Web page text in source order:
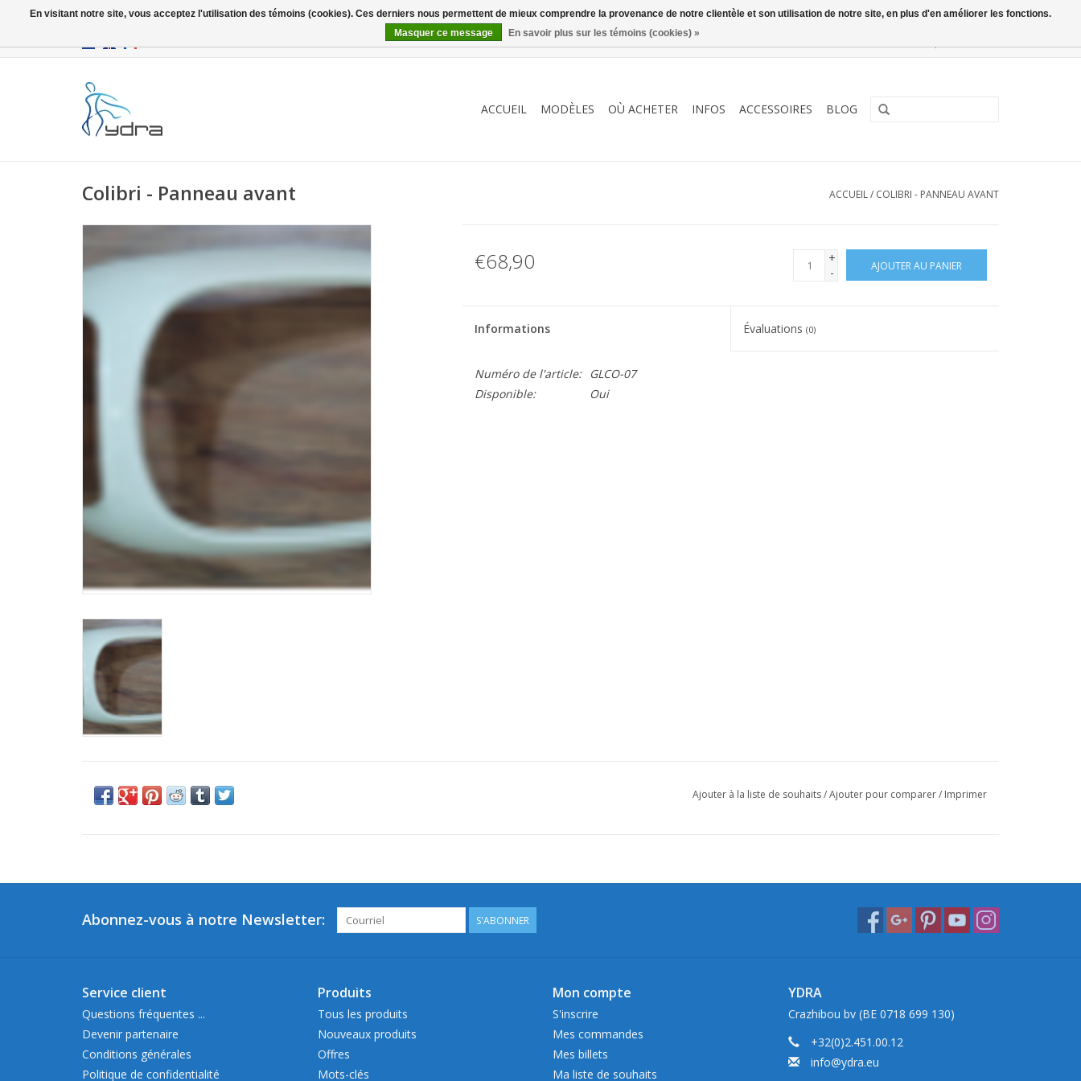
ACCUEIL MODÈLES OÙ ACHETER INFOS ACCESSOIRES BLOG
Colibri - Panneau avant ACCUEIL/ COLIBRI - PANNEAU AVANT
€68,90
+
-
AJOUTER AU PANIER
Informations Évaluations(0)
Numéro de l'article:
GLCO-07
Disponible:
Oui
Ajouter à la liste de souhaits/Ajouter pour comparer/ Imprimer
Abonnez-vous à notre Newsletter: S'ABONNER
Service client
Questions fréquentes ...
Devenir partenaire
Conditions générales
Politique de confidentialité
Produits
Tous les produits
Nouveaux produits
Offres
Mots-clés
Mon compte
S'inscrire
Mes commandes
Mes billets
Ma liste de souhaits
YDRA
Crazhibou bv (BE 0718 699 130)
+32(0)2.451.00.12
info@ydra.eu
En visitant notre site, vous acceptez l'utilisation des témoins (cookies). Ces derniers nous permettent de mieux comprendre la provenance de notre clientèle et son utilisation de notre site, en plus d'en améliorer les fonctions.
Masquer ce message
En savoir plus sur les témoins (cookies) »